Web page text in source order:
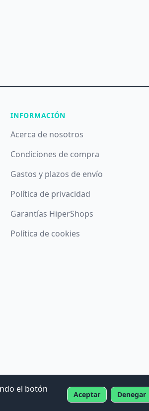
INFORMACIÓN
Acerca de nosotros
Condiciones de compra
Gastos y plazos de envío
Política de privacidad
Garantías HiperShops
Política de cookies
el botón
Aceptar Denegar